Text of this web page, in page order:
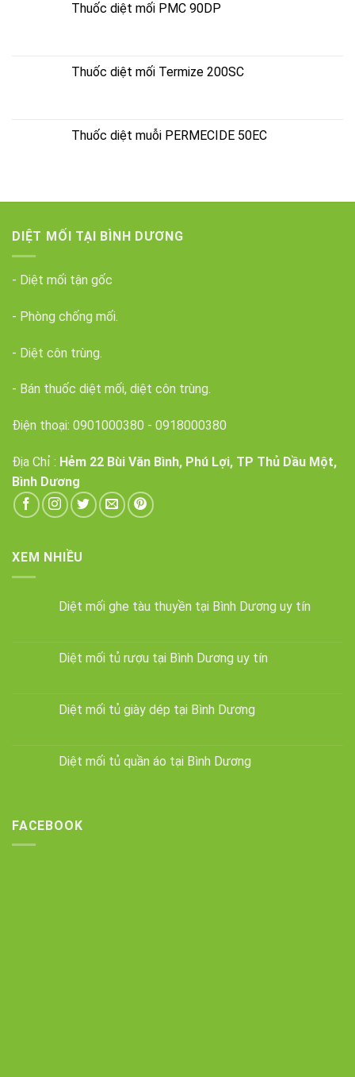
Thuốc diệt mối PMC 90DP
Thuốc diệt mối Termize 200SC
Thuốc diệt muỗi PERMECIDE 50EC
DIỆT MỐI TẠI BÌNH DƯƠNG
- Diệt mối tận gốc
- Phòng chống mối.
- Diệt côn trùng.
- Bán thuốc diệt mối, diệt côn trùng.
Điện thoại: 0901000380 - 0918000380
Địa Chỉ : Hẻm 22 Bùi Văn Bình, Phú Lợi, TP Thủ Dầu Một,
Bình Dương
XEM NHIỀU
Diệt mối ghe tàu thuyền tại Bình Dương uy tín
Diệt mối tủ rượu tại Bình Dương uy tín
Diệt mối tủ giày dép tại Bình Dương
Diệt mối tủ quần áo tại Bình Dương
FACEBOOK